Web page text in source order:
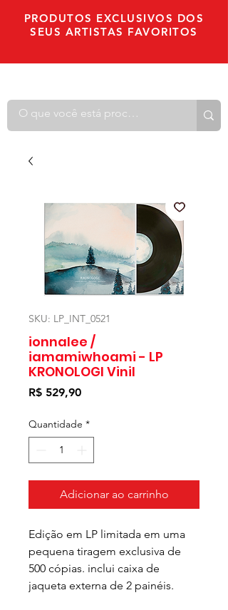
PRODUTOS EXCLUSIVOS DOS
SEUS ARTISTAS FAVORITOS
SKU: LP_INT_0521
ionnalee /
iamamiwhoami - LP
KRONOLOGI Vinil
R$ 529,90Preço
Quantidade *
Adicionar ao carrinho
Edição em LP limitada em uma
pequena tiragem exclusiva de
500 cópias. inclui caixa de
jaqueta externa de 2 painéis.